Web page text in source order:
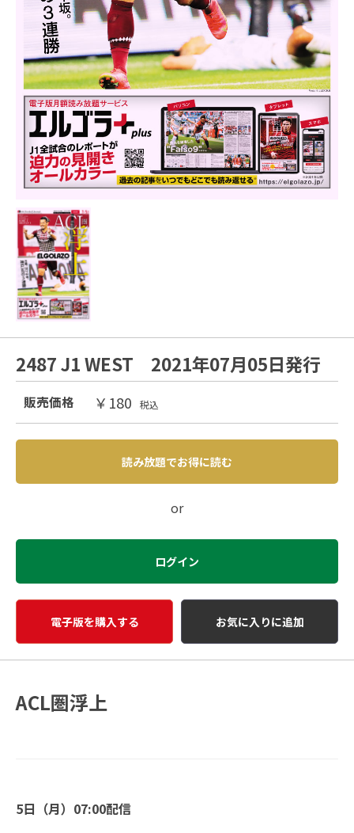
2487 J1 WEST 2021年07月05日発行
販売価格 ￥180 税込
読み放題でお得に読む
or
ログイン
電子版を購入する お気に入りに追加
ACL圏浮上
5日（月）07:00配信